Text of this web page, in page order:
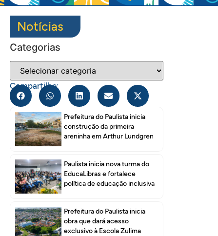
Notícias
Categorias
Compartilhe:
Prefeitura do Paulista inicia
construção da primeira
areninha em Arthur Lundgren
Paulista inicia nova turma do
EducaLibras e fortalece
política de educação inclusiva
Prefeitura do Paulista inicia
obra que dará acesso
exclusivo à Escola Zulima